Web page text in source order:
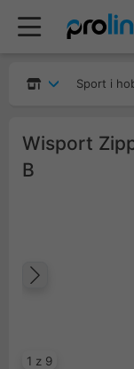
Sport i
Wisport
B
1 z 9